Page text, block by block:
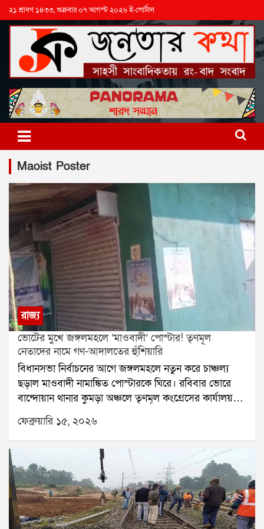
২১ শ্রাবণ ১৪৩৩, শুক্রবার ০৭ আগস্ট ২০২৬ ই-পোর্টাল
Maoist Poster
রাজ্য
ভোটের মুখে জঙ্গলমহলে ‘মাওবাদী’ পোস্টার! তৃণমূল
নেতাদের নামে গণ-আদালতের হুঁশিয়ারি
বিধানসভা নির্বাচনের আগে জঙ্গলমহলে নতুন করে চাঞ্চল্য
ছড়াল মাওবাদী নামাঙ্কিত পোস্টারকে ঘিরে। রবিবার ভোরে
বান্দোয়ান থানার কুমড়া অঞ্চলে তৃণমূল কংগ্রেসের কার্যালয়
এবং যজপুর প্রাথমিক বিদ্যালয়ের দেওয়ালে সাদা কাগজে লাল
কালিতে লেখা একাধিক পোস্টার দেখা যায়। স্থানীয় মানুষ
বিষয়টি দেখে পুলিশে খবর দেন। পরে পুলিশ এসে
পোস্টারগুলি খুলে নিয়ে যায়।পুলিশ সূত্রে জানা গিয়েছে, কে বা
কারা এই পোস্টার সাঁটিয়েছে এবং এর পিছনে কী উদ্দেশ্য
রয়েছে, তা খতিয়ে দেখা হচ্ছে। পোস্টারে তৃণমূল কংগ্রেসের
অঞ্চল সভাপতি ভবতোষ দাস-সহ মোট আট জনের নামে
হুঁশিয়ারি দেওয়া হয়েছে। সেখানে দাবি করা হয়েছে, গণ-
ফেব্রুয়ারি ১৫, ২০২৬